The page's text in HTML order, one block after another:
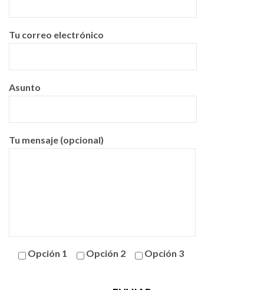
Tu correo electrónico
Asunto
Tu mensaje (opcional)
Opción 1 Opción 2 Opción 3